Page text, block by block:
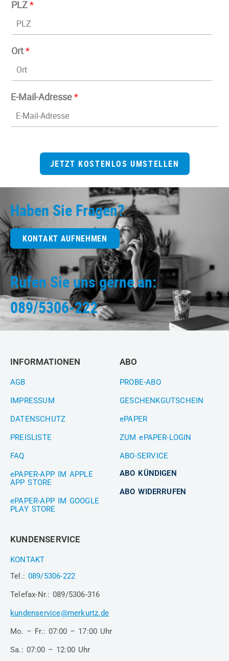
PLZ*
Ort*
E-Mail-Adresse*
JETZT KOSTENLOS UMSTELLEN
Haben Sie Fragen?
KONTAKT AUFNEHMEN
Rufen Sie uns gerne an:
089/5306-222
INFORMATIONEN
AGB
IMPRESSUM
DATENSCHUTZ
PREISLISTE
FAQ
ePAPER-APP IM APPLE
APP STORE
ePAPER-APP IM GOOGLE
PLAY STORE
ABO
PROBE-ABO
GESCHENKGUTSCHEIN
ePAPER
ZUM ePAPER-LOGIN
ABO-SERVICE
ABO KÜNDIGEN
ABO WIDERRUFEN
KUNDENSERVICE
KONTAKT
Tel.: 089/5306-222
Telefax-Nr.: 089/5306-316
kundenservice@merkurtz.de
Mo. – Fr.: 07:00 – 17:00 Uhr
Sa.: 07:00 – 12:00 Uhr